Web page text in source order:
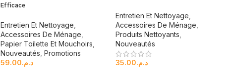
Efficace
Entretien Et Nettoyage
Accessoires De Ménage
Papier Toilette Et Mouchoirs
Nouveautés Promotions
د.م.59.00
Entretien Et Nettoyage
Accessoires De Ménage
Produits Nettoyants
Nouveautés
د.م.35.00